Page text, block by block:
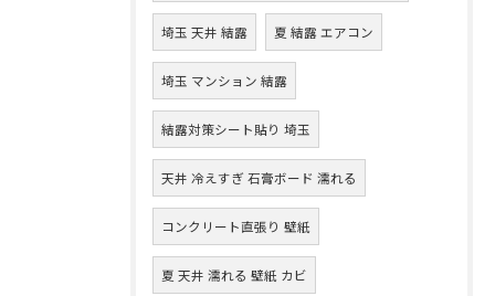
埼玉 天井 結露 夏 結露 エアコン
埼玉 マンション 結露
結露対策シート貼り 埼玉
天井 冷えすぎ 石膏ボード 濡れる
コンクリート直張り 壁紙
夏 天井 濡れる 壁紙 カビ